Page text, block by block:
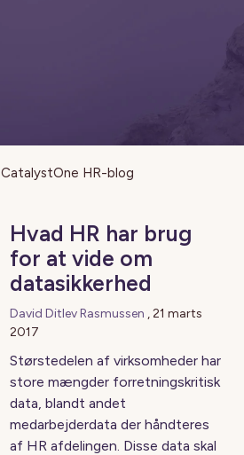
CatalystOne HR-blog
Hvad HR har brug
for at vide om
datasikkerhed
David Ditlev Rasmussen ,21 marts
2017
Størstedelen af virksomheder har
store mængder forretningskritisk
data, blandt andet
medarbejderdata der håndteres
af HR afdelingen. Disse data skal